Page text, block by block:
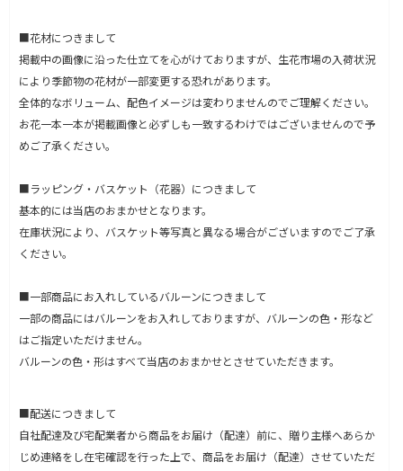
■花材につきまして
掲載中の画像に沿った仕立てを心がけておりますが、生花市場の入荷状況
により季節物の花材が一部変更する恐れがあります。
全体的なボリューム、配色イメージは変わりませんのでご理解ください。
お花一本一本が掲載画像と必ずしも一致するわけではございませんので予
めご了承ください。
■ラッピング・バスケット（花器）につきまして
基本的には当店のおまかせとなります。
在庫状況により、バスケット等写真と異なる場合がございますのでご了承
ください。
■一部商品にお入れしているバルーンにつきまして
一部の商品にはバルーンをお入れしておりますが、バルーンの色・形など
はご指定いただけません。
バルーンの色・形はすべて当店のおまかせとさせていただきます。
■配送につきまして
自社配達及び宅配業者から商品をお届け（配達）前に、贈り主様へあらか
じめ連絡をし在宅確認を行った上で、商品をお届け（配達）させていただ